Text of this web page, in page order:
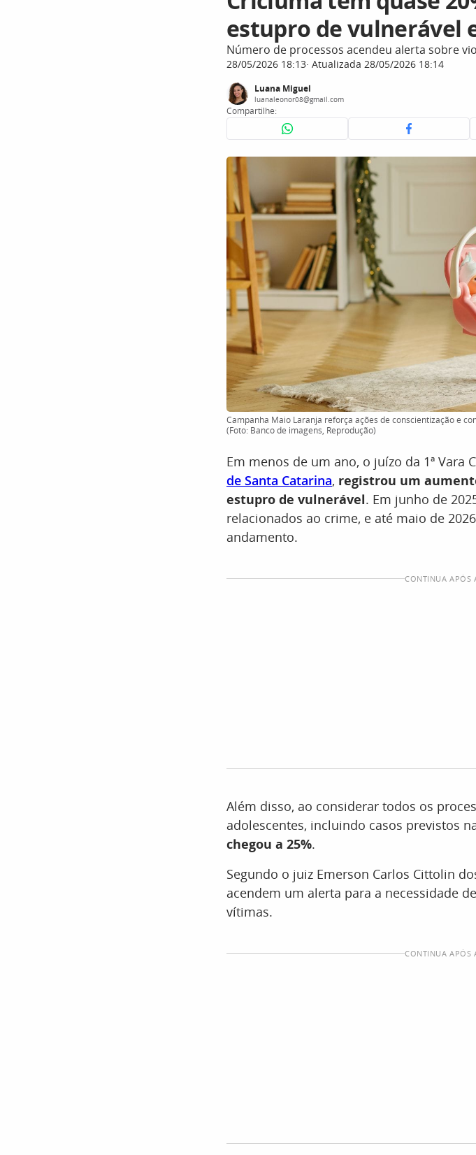
estupro de vulnerável
Número de processos acendeu alerta sobre
28/05/2026 18:13 Atualizada 28/05/2026 18:14
Luana Miguel
luanaleonor08@gmail.com
Compartilhe:
Campanha Maio Laranja reforça ações de conscientização e
(Foto: Banco de imagens, Reprodução)
Em menos de um ano, o juízo da 1ª Vara
de Santa Catarina, registrou um
estupro de vulnerável. Em junho de
relacionados ao crime, e até maio de
andamento.
CONTINUA APÓS
Além disso, ao considerar todos os
adolescentes, incluindo casos previstos
chegou a 25%.
Segundo o juiz Emerson Carlos Cittolin
acendem um alerta para a necessidade
vítimas.
CONTINUA APÓS